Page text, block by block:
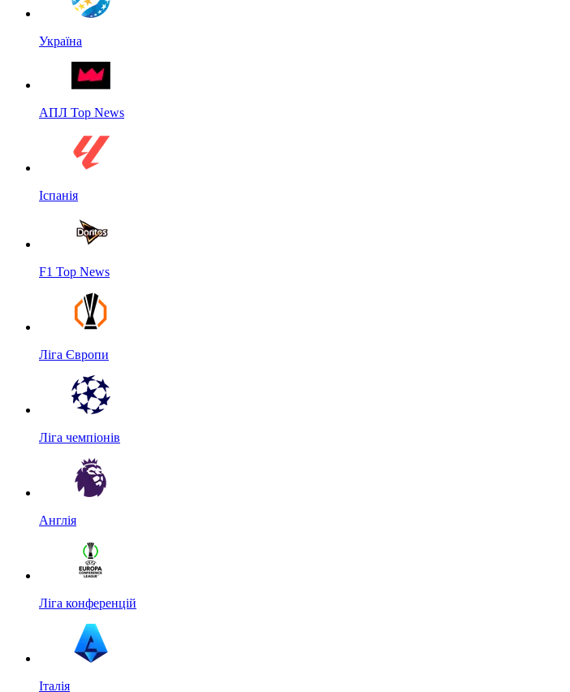
Україна
АПЛ Top News
Іспанія
F1 Top News
Ліга Європи
Ліга чемпіонів
Англія
Ліга конференцій
Італія